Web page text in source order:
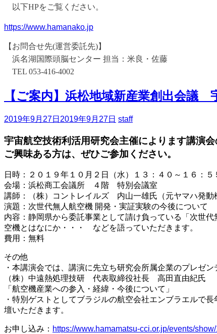
以下HPをご覧ください。
https://www.hamanako.jp
【お問合せ先(運営委託先)】
浜名湖国際頭脳センター 担当：米良・佐藤
TEL 053-416-4002
【ご案内】浜松地域新産業創出会議
2019年9月27日 2019年9月27日 staff
宇宙航空技術利活用研究会主催によります講演会
ご興味ある方は、ぜひご参加ください。
日時：２０１９年１０月２日（水）１３：４０～１６：５
会場：浜松商工会議所 ４階 特別会議室
講師：（株）コントレイルズ 内山一雄氏（元ヤマハ発動
演題：次世代無人航空機 開発・実証実験の今後について
内容：静岡県から委託事業として請け負っている「次世
空機とはなにか・・・ などを語っていただきます。
費用：無料
その他
・本講演会では、講演に先立ち研究会所属企業のプレゼン
（株）中遠熱処理技研 代表取締役社長 高田直由紀氏
「航空機産業への参入・経緯・今後について」
・特別ゲストとしてブラジルの航空会社エンブラエルで
壇いただきます。
お申し込み： https://www.hamamatsu-cci.or.jp/events/